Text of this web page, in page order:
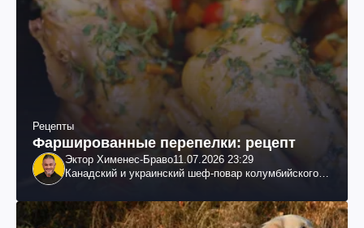
Рецепты
Фаршированные перепелки: рецепт
Эктор Хименес-Браво11.07.2026 23:29
Канадский и украинский шеф-повар колумбийского